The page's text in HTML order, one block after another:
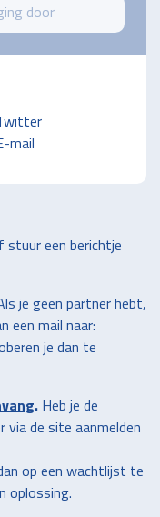
door
mail
stuur een berichtje
je geen partner hebt,
een mail naar:
je dan te
. Heb je de
via de site aanmelden
op een wachtlijst te
oplossing.